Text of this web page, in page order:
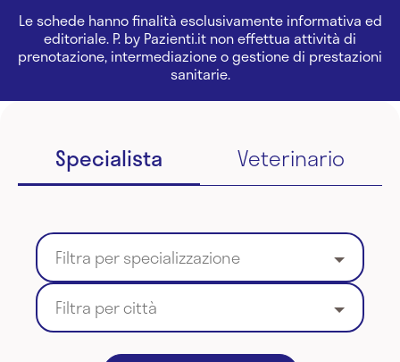
Le schede hanno finalità esclusivamente informativa ed
editoriale. P. by Pazienti.it non effettua attività di
prenotazione, intermediazione o gestione di prestazioni
sanitarie.
Specialista Veterinario
Filtra per specializzazione
Filtra per città